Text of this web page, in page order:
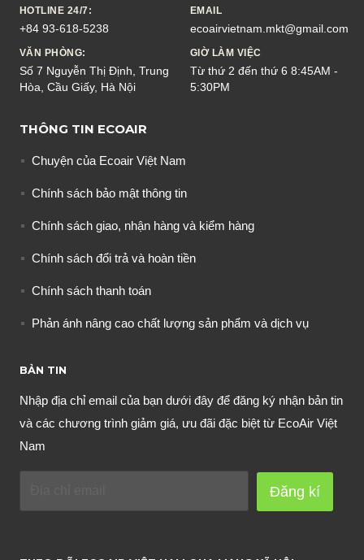
HOTLINE 24/7:
+84 93-618-5238
EMAIL
ecoairvietnam.mkt@gmail.com
VĂN PHÒNG:
Số 7 Nguyễn Thị Định, Trung
Hòa, Cầu Giấy, Hà Nội
GIỜ LÀM VIỆC
Từ thứ 2 đến thứ 6 8:45AM -
5:30PM
THÔNG TIN ECOAIR
Chuyện của Ecoair Việt Nam
Chính sách bảo mật thông tin
Chính sách giao, nhận hàng và kiểm hàng
Chính sách đổi trả và hoàn tiền
Chính sách thanh toán
Phản ánh nâng cao chất lượng sản phẩm và dịch vụ
BẢN TIN
Nhập địa chỉ email của bạn dưới đây để đăng ký nhận bản tin
và các chương trình giảm giá, ưu đãi đặc biệt từ EcoAir Việt
Nam
Đăng kí